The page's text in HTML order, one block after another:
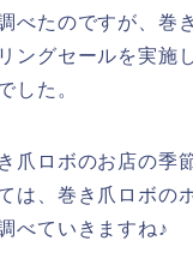
べたのですが、巻
ングセールを実施
した。
爪ロボのお店の季
は、巻き爪ロボの
べていきますね♪